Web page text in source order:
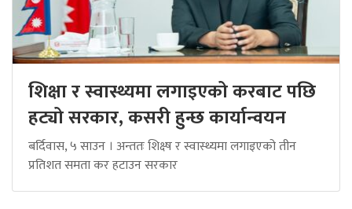
शिक्षा र स्वास्थ्यमा लगाइएको करबाट पछि
हट्यो सरकार, कसरी हुन्छ कार्यान्वयन
बर्दिवास, ५ साउन । अन्ततः शिक्ष्ष र स्वास्थ्यमा लगाइएको तीन
प्रतिशत समता कर हटाउन सरकार